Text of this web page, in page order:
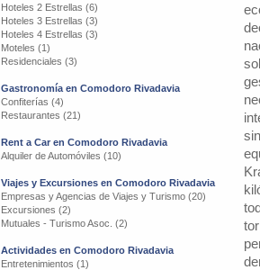
Hoteles 2 Estrellas (6)
Hoteles 3 Estrellas (3)
Hoteles 4 Estrellas (3)
Moteles (1)
Residenciales (3)
Gastronomía en Comodoro Rivadavia
Confiterías (4)
Restaurantes (21)
Rent a Car en Comodoro Rivadavia
Alquiler de Automóviles (10)
Viajes y Excursiones en Comodoro Rivadavia
Empresas y Agencias de Viajes y Turismo (20)
Excursiones (2)
Mutuales - Turismo Asoc. (2)
Actividades en Comodoro Rivadavia
Entretenimientos (1)